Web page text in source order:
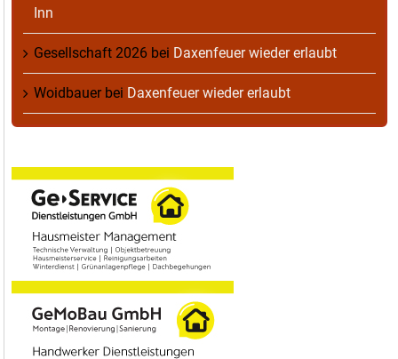
Inn
Gesellschaft 2026 bei Daxenfeuer wieder erlaubt
Woidbauerbei Daxenfeuer wieder erlaubt